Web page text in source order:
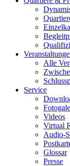
Alle
Service
Videos
Virtual
Audio-
Glossar
Presse